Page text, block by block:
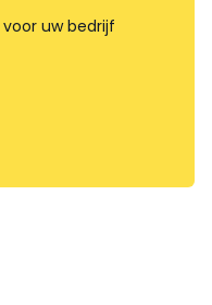
voor uw bedrijf